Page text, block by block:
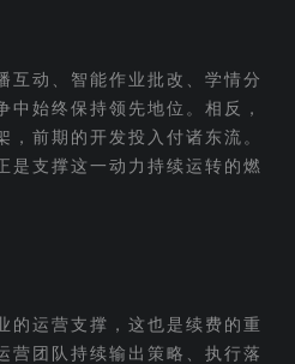
互动、智能作业批改、学情分
始终保持领先地位。相反，
前期的开发投入付诸东流。
是支撑这一动力持续运转的燃
的运营支撑，这也是续费的重
营团队持续输出策略、执行落